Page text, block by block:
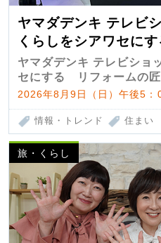
ヤマダデンキ テレビ
くらしをシアワセに
匠 第7弾
ヤマダデンキ テレビショ
セにする リフォームの匠
2026年8月9日（日）午後5：
情報・トレンド 住まい
旅・くらし